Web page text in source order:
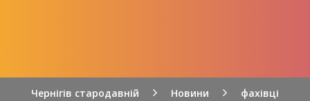
Чернігів стародавній Новини фахівці